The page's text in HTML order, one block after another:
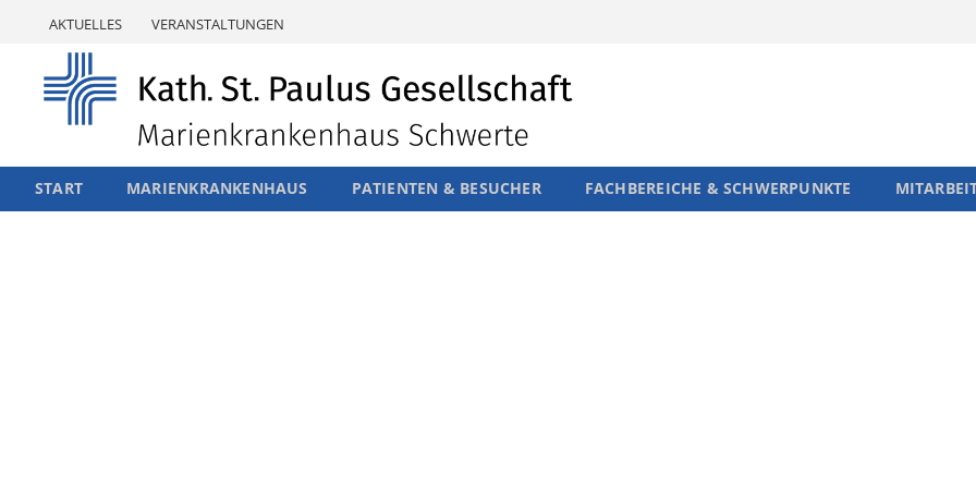
AKTUELLES VERANSTALTUNGEN
START MARIENKRANKENHAUS PATIENTEN & BESUCHER FACHBEREICHE & SCHWERPUNKTE